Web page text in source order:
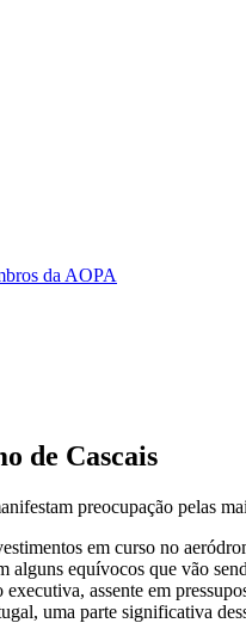
da AOPA
de Cascais
preocupação pelas
em curso no
alguns equívocos que vão
executiva, assente em
uma parte significativa